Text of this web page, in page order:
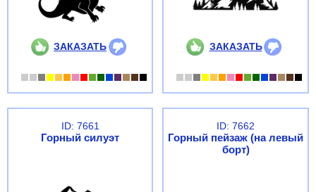
ЗАКАЗАТЬ ЗАКАЗАТЬ
ID: 7661
Горный силуэт
ID: 7662
Горный пейзаж (на левый
борт)